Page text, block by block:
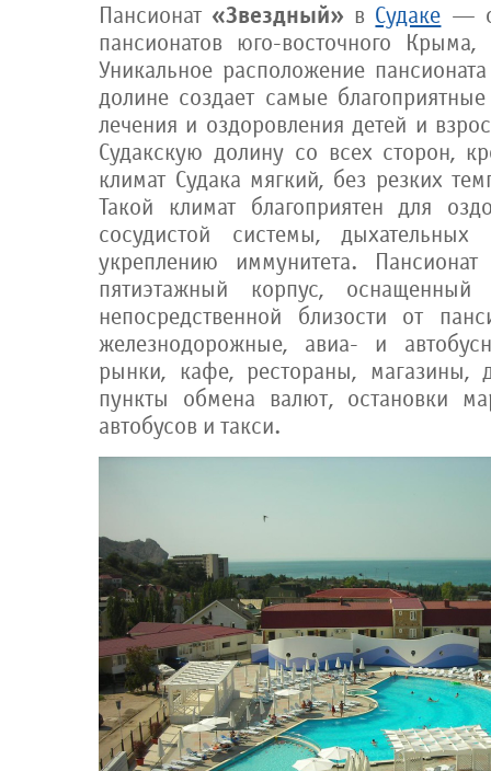
Пансионат «Звездный» в Судаке —
пансионатов юго-восточного
Уникальное расположение
долине создает самые
лечения и оздоровления детей и
Судакскую долину со всех сторон,
климат Судака мягкий, без резких
Такой климат благоприятен для
сосудистой системы, дыхательных
укреплению иммунитета. Пансионат
пятиэтажный корпус,
непосредственной близости от
железнодорожные, авиа- и
рынки, кафе, рестораны, магазины,
пункты обмена валют, остановки
автобусов и такси.